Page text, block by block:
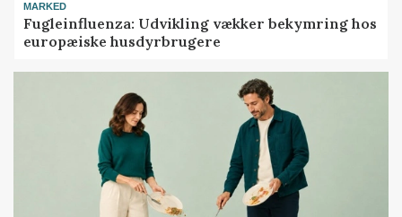
MARKED
Fugleinfluenza: Udvikling vækker bekymring hos
europæiske husdyrbrugere